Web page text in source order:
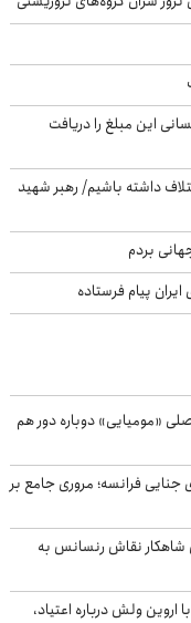
است/ چه کسانی این مبلغ را دریافت
داشته باشیم/ رهبر شهید
بردم
پیام فرستاده
«مومیایی» دوباره دور هم
فرانسه؛ مروری جامع بر
شاهکار نقاش رنسانس به
ولش درباره اعتیاد،